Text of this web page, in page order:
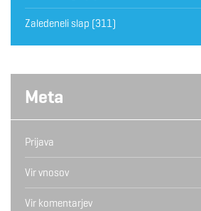
Zaledeneli slap (311)
Meta
Prijava
Vir vnosov
Vir komentarjev